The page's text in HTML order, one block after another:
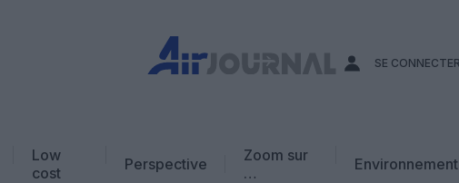
SE CONNECTER
Low
cost
Perspective
Zoom sur
…
Environnement